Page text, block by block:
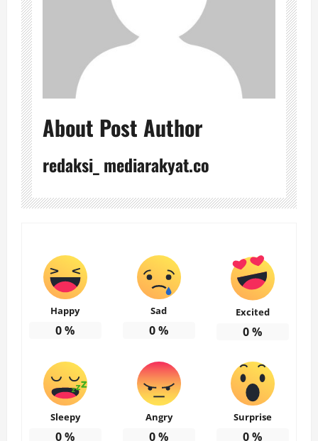
About Post Author
redaksi_ mediarakyat.co
Happy
0%
Sad
0%
Excited
0%
Sleepy
0%
Angry
0%
Surprise
0%